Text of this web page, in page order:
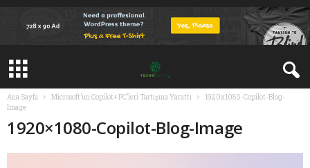
Ana Sayfa Microsoft’un Copilot+ PC’leri Tartışma Yarattı
1920x1080-Copilot-Blog-
Image
1920×1080-Copilot-Blog-Image